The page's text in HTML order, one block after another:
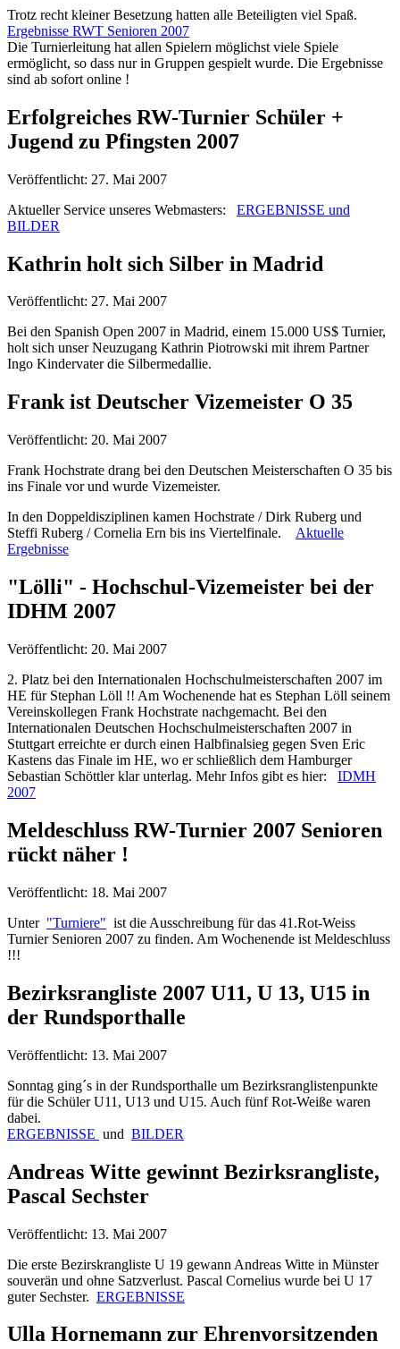
Trotz recht kleiner Besetzung hatten alle Beteiligten viel Spaß.
Ergebnisse RWT Senioren 2007
Die Turnierleitung hat allen Spielern möglichst viele Spiele
ermöglicht, so dass nur in Gruppen gespielt wurde. Die Ergebnisse
sind ab sofort online !
Erfolgreiches RW-Turnier Schüler +
Jugend zu Pfingsten 2007
Veröffentlicht: 27. Mai 2007
Aktueller Service unseres Webmasters: ERGEBNISSE und
BILDER
Kathrin holt sich Silber in Madrid
Veröffentlicht: 27. Mai 2007
Bei den Spanish Open 2007 in Madrid, einem 15.000 US$ Turnier,
holt sich unser Neuzugang Kathrin Piotrowski mit ihrem Partner
Ingo Kindervater die Silbermedallie.
Frank ist Deutscher Vizemeister O 35
Veröffentlicht: 20. Mai 2007
Frank Hochstrate drang bei den Deutschen Meisterschaften O 35 bis
ins Finale vor und wurde Vizemeister.
In den Doppeldisziplinen kamen Hochstrate / Dirk Ruberg und
Steffi Ruberg / Cornelia Ern bis ins Viertelfinale. Aktuelle
Ergebnisse
"Lölli" - Hochschul-Vizemeister bei der
IDHM 2007
Veröffentlicht: 20. Mai 2007
2. Platz bei den Internationalen Hochschulmeisterschaften 2007 im
HE für Stephan Löll !! Am Wochenende hat es Stephan Löll seinem
Vereinskollegen Frank Hochstrate nachgemacht. Bei den
Internationalen Deutschen Hochschulmeisterschaften 2007 in
Stuttgart erreichte er durch einen Halbfinalsieg gegen Sven Eric
Kastens das Finale im HE, wo er schließlich dem Hamburger
Sebastian Schöttler klar unterlag. Mehr Infos gibt es hier: IDMH
2007
Meldeschluss RW-Turnier 2007 Senioren
rückt näher !
Veröffentlicht: 18. Mai 2007
Unter "Turniere" ist die Ausschreibung für das 41.Rot-Weiss
Turnier Senioren 2007 zu finden. Am Wochenende ist Meldeschluss
!!!
Bezirksrangliste 2007 U11, U 13, U15 in
der Rundsporthalle
Veröffentlicht: 13. Mai 2007
Sonntag ging´s in der Rundsporthalle um Bezirksranglistenpunkte
für die Schüler U11, U13 und U15. Auch fünf Rot-Weiße waren
dabei.
ERGEBNISSE und BILDER
Andreas Witte gewinnt Bezirksrangliste,
Pascal Sechster
Veröffentlicht: 13. Mai 2007
Die erste Bezirskrangliste U 19 gewann Andreas Witte in Münster
souverän und ohne Satzverlust. Pascal Cornelius wurde bei U 17
guter Sechster. ERGEBNISSE
Ulla Hornemann zur Ehrenvorsitzenden